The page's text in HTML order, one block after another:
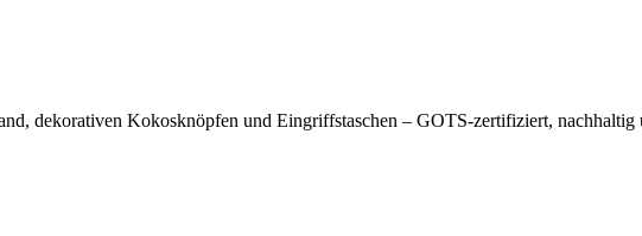
dekorativen Kokosknöpfen und Eingriffstaschen – GOTS-zertifiziert, nachhaltig